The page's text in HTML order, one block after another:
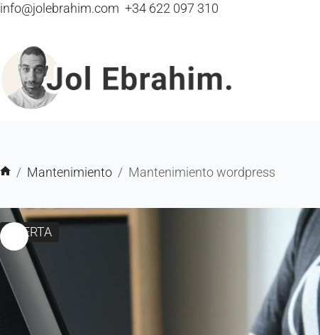
info@jolebrahim.com +34 622 097 310
/ Mantenimiento / Mantenimiento wordpress
OFERTA